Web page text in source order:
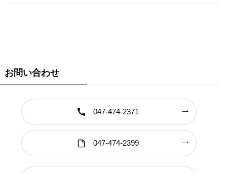
お問い合わせ
047-474-2371
047-474-2399